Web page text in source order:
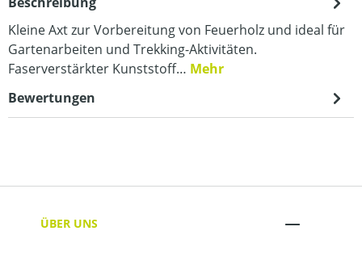
Kleine Axt zur Vorbereitung von Feuerholz und ideal für
Gartenarbeiten und Trekking-Aktivitäten.
Faserverstärkter Kunststoff… Mehr
Bewertungen
ÜBER UNS